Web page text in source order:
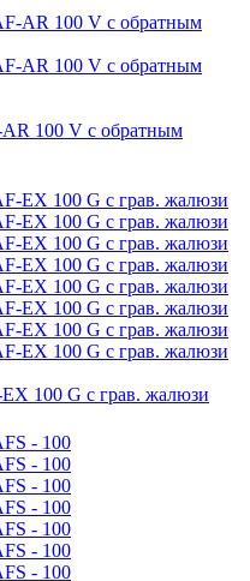
100 V с обратным
100 G с грав. жалюзи